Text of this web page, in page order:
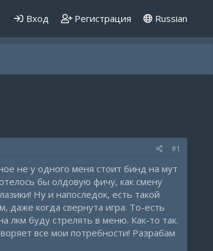
Вход Регистрация Russian
#1
не у одного меня стоит бинд на мут
бы олдовую фичу, как смену
Ну и напоследок, есть такой
даже когда свернута игра. То-есть
лкм буду стрелять в меню. Как-то так.
все мои потребности! Разрабам